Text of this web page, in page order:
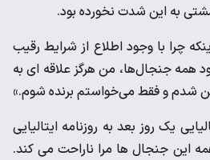
به این شدت نخورده بود.
چرا با وجود اطلاع از شرایط رقیب
همه جنجال‌ها، من هرگز علاقه ای به
شدم و فقط می‌خواستم برنده شوم.»
یک روز بعد به روزنامه ایتالیایی
این جنجال ها مرا ناراحت می کند.